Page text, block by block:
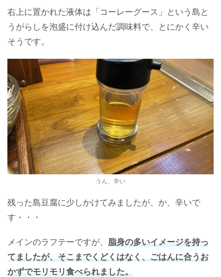
右上に置かれた液体は「コーレーグース」という島と
うがらしを泡盛に付け込んだ調味料で、とにかく辛い
そうです。
うん、辛い
残った島豆腐に少しかけてみましたが、か、辛いで
す・・・
メインのラフテーですが、 脂身の多いイメージを持っ
てましたが、そこまでくどくはなく、ごはんに合うお
かずでモリモリ食べられました。